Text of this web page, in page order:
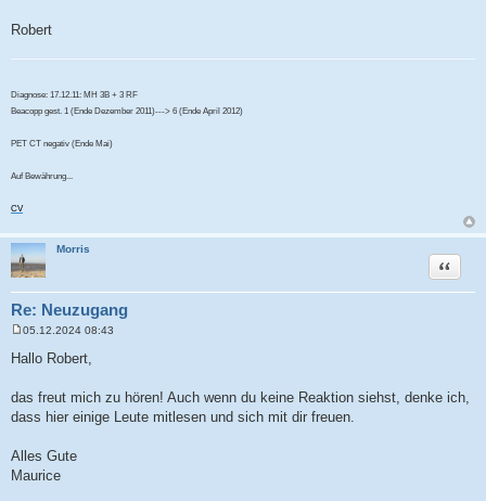
Robert
Diagnose: 17.12.11: MH 3B + 3 RF
Beacopp gest. 1 (Ende Dezember 2011)---> 6 (Ende April 2012)
PET CT negativ (Ende Mai)
Auf Bewährung...
CV
Morris
Re: Neuzugang
Zitat
e
i
r
a
g
05.12.2024 08:43
Hallo Robert,
das freut mich zu hören! Auch wenn du keine Reaktion siehst, denke ich,
dass hier einige Leute mitlesen und sich mit dir freuen.
Alles Gute
Maurice